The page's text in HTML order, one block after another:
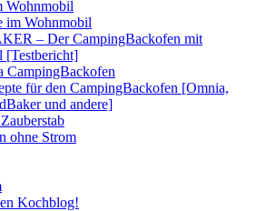
Wohnmobil
im Wohnmobil
– Der CampingBackofen mit
[Testbericht]
CampingBackofen
für den CampingBackofen [Omnia,
und andere]
ohne Strom
Kochblog!